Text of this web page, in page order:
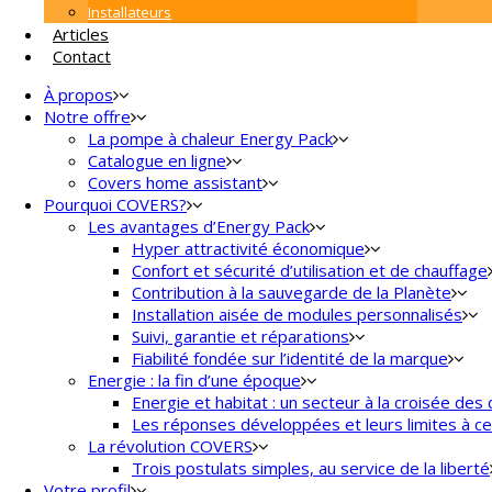
Installateurs
Articles
Contact
À propos
Notre offre
La pompe à chaleur Energy Pack
Catalogue en ligne
Covers home assistant
Pourquoi COVERS?
Les avantages d’Energy Pack
Hyper attractivité économique
Confort et sécurité d’utilisation et de chauffage
Contribution à la sauvegarde de la Planète
Installation aisée de modules personnalisés
Suivi, garantie et réparations
Fiabilité fondée sur l’identité de la marque
Energie : la fin d’une époque
Energie et habitat : un secteur à la croisée des
Les réponses développées et leurs limites à
La révolution COVERS
Trois postulats simples, au service de la liberté